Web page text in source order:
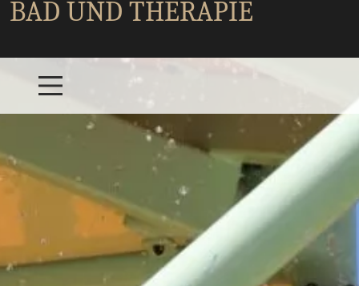
BAD UND THERAPIE